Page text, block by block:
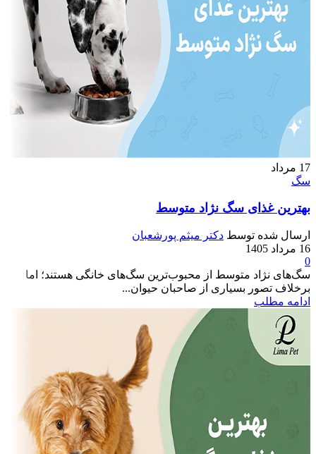
17 مرداد
سگ
بهترین غذای سگ نژاد متوسط
ارسال شده توسط دکتر میثم پورشعبان
16 مرداد 1405
0
سگ‌های نژاد متوسط از محبوب‌ترین سگ‌های خانگی هستند؛ اما
برخلاف تصور بسیاری از صاحبان حیوان...
ادامه مطلب